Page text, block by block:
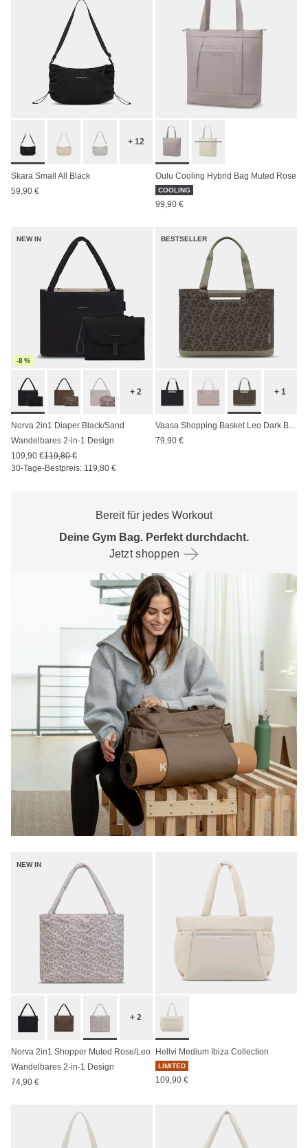
+ 12
Skara Small All Black
59,90 €
Oulu Cooling Hybrid Bag Muted Rose
COOLING
99,90 €
NEW IN
-8 %
+ 2
Norva 2in1 Diaper Black/Sand
Wandelbares 2-in-1 Design
109,90 €119,80 €
30-Tage-Bestpreis: 119,80 €
BESTSELLER
+ 1
Vaasa Shopping Basket Leo Dark Brown
79,90 €
Bereit für jedes Workout
Deine Gym Bag. Perfekt durchdacht.
Jetzt shoppen
NEW IN
+ 2
Norva 2in1 Shopper Muted Rose/Leo
Wandelbares 2-in-1 Design
74,90 €
Hellvi Medium Ibiza Collection
LIMITED
109,90 €